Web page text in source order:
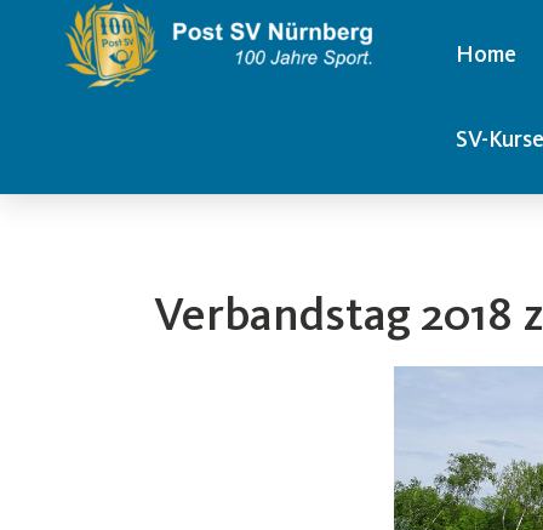
Home
SV-
Verbandstag 2018